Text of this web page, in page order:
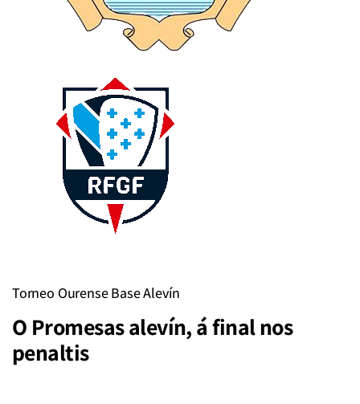
Torneo Ourense Base Alevín
O Promesas alevín, á final nos
penaltis